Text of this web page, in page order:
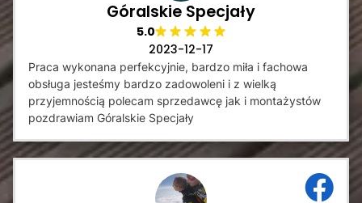
Góralskie Specjały
5.0
2023-12-17
Praca wykonana perfekcyjnie, bardzo miła i fachowa
obsługa jesteśmy bardzo zadowoleni i z wielką
przyjemnością polecam sprzedawcę jak i montażystów
pozdrawiam Góralskie Specjały